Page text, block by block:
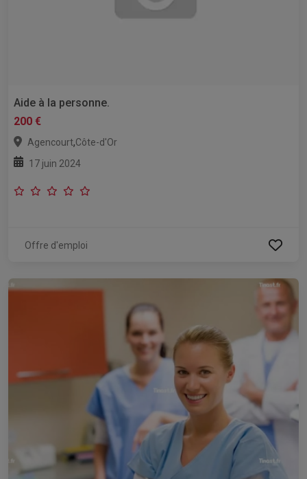
Aide à la personne.
200 €
Agencourt,Côte-d'Or
17 juin 2024
Offre d'emploi